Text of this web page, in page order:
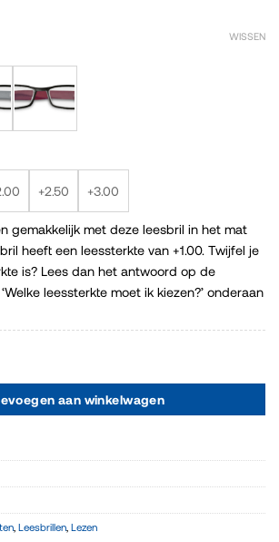
+2.50 +3.00
WISSEN
gemakkelijk met deze leesbril in het mat
heeft een leessterkte van +1.00. Twijfel je
is? Lees dan het antwoord op de
leessterkte moet ik kiezen?’ onderaan
aan winkelwagen
Leesbrillen Lezen